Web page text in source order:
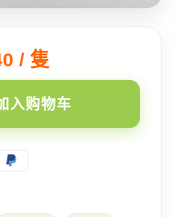
/ 隻
入购物车